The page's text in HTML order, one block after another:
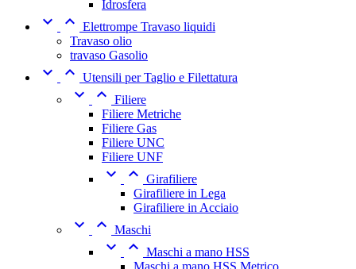
Idrosfera
  Elettrompe Travaso liquidi
Travaso olio
travaso Gasolio
  Utensili per Taglio e Filettatura
  Filiere
Filiere Metriche
Filiere Gas
Filiere UNC
Filiere UNF
  Girafiliere
Girafiliere in Lega
Girafiliere in Acciaio
  Maschi
  Maschi a mano HSS
Maschi a mano HSS Metrico